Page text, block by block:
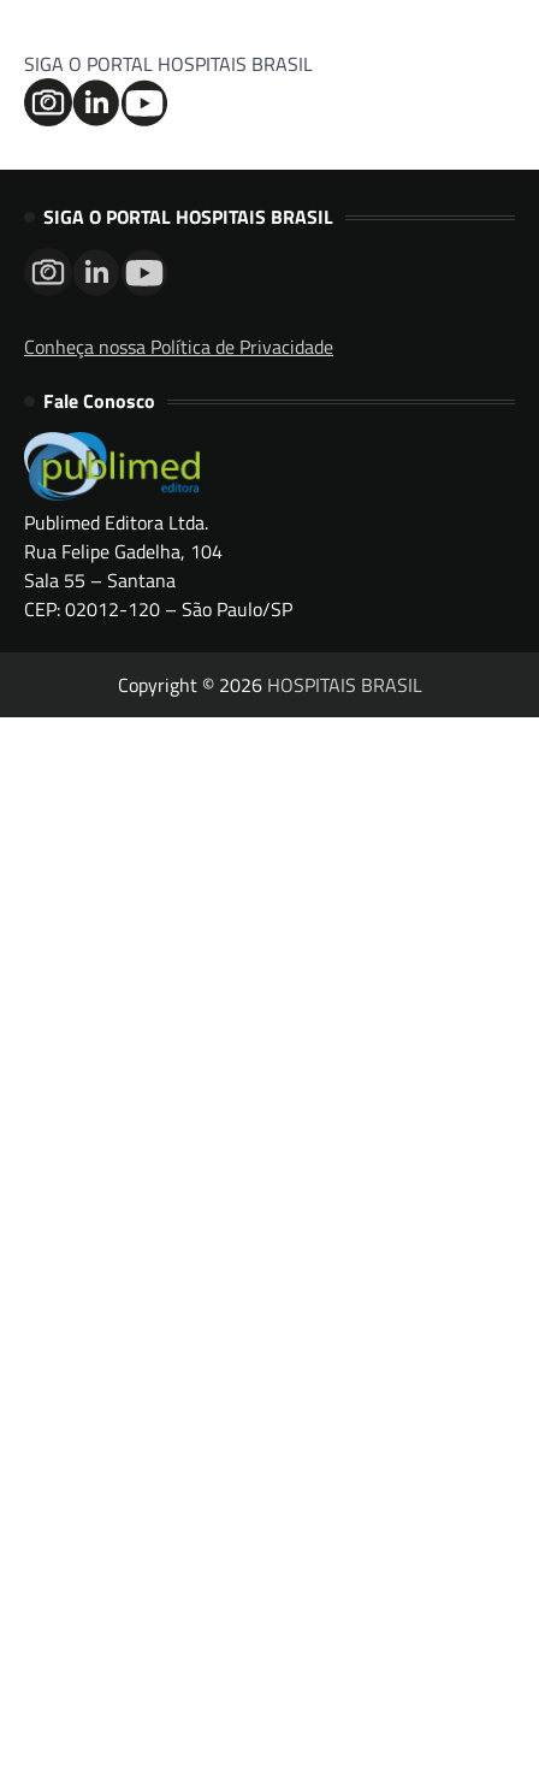
SIGA O PORTAL HOSPITAIS BRASIL
SIGA O PORTAL HOSPITAIS BRASIL
Conheça nossa Política de Privacidade
Fale Conosco
Publimed Editora Ltda.
Rua Felipe Gadelha, 104
Sala 55 – Santana
CEP: 02012-120 – São Paulo/SP
Copyright © 2026 HOSPITAIS BRASIL